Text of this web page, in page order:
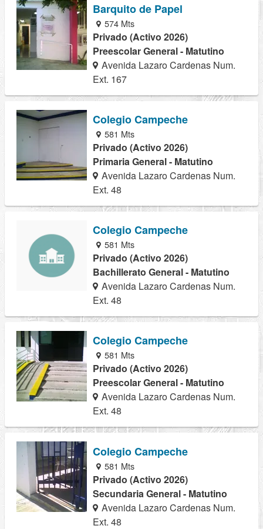
Barquito de Papel
574 Mts
Privado (Activo 2026)
Preescolar General - Matutino
Avenida Lazaro Cardenas Num.
Ext. 167
Colegio Campeche
581 Mts
Privado (Activo 2026)
Primaria General - Matutino
Avenida Lazaro Cardenas Num.
Ext. 48
Colegio Campeche
581 Mts
Privado (Activo 2026)
Bachillerato General - Matutino
Avenida Lazaro Cardenas Num.
Ext. 48
Colegio Campeche
581 Mts
Privado (Activo 2026)
Preescolar General - Matutino
Avenida Lazaro Cardenas Num.
Ext. 48
Colegio Campeche
581 Mts
Privado (Activo 2026)
Secundaria General - Matutino
Avenida Lazaro Cardenas Num.
Ext. 48